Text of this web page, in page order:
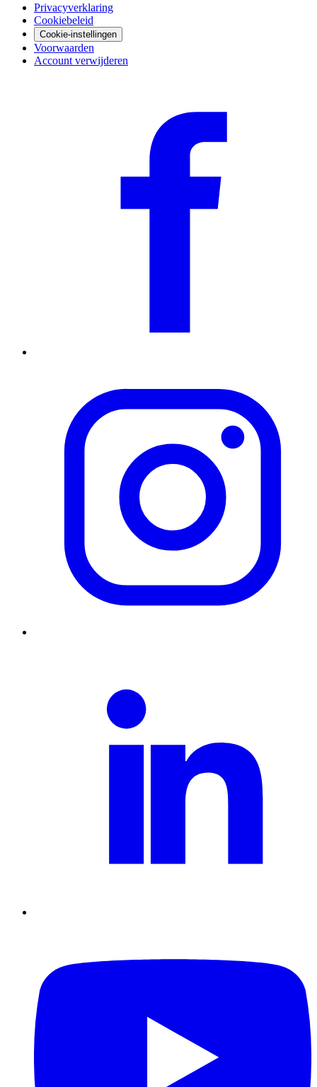
Privacyverklaring
Cookiebeleid
Cookie-instellingen
Voorwaarden
Account verwijderen